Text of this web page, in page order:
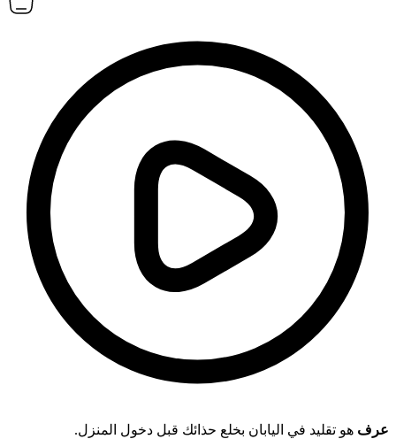
عرف هو تقليد في اليابان بخلع حذائك قبل دخول المنزل.